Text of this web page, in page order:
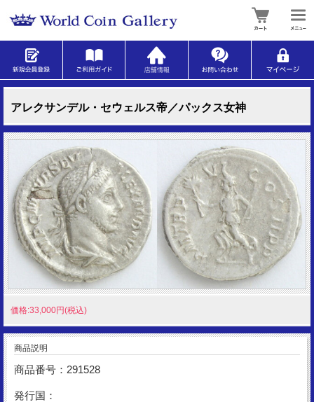
アレクサンデル・セウェルス帝／パックス女神
価格:33,000円(税込)
商品説明
商品番号：291528
発行国：